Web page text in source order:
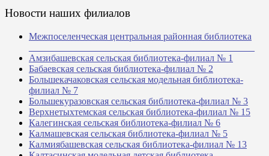
Новости наших филиалов
Межпоселенческая центральная районная библиотека
Амзибашевская сельская библиотека-филиал № 1
Бабаевская сельская библиотека-филиал № 2
Большекачаковская сельская модельная библиотека-
филиал № 7
Большекуразовская сельская библиотека-филиал № 3
Верхнетыхтемская сельская библиотека-филиал № 15
Калегинская сельская библиотека-филиал № 6
Калмашевская сельская библиотека-филиал № 5
Калмиябашевская сельская библиотека-филиал № 13